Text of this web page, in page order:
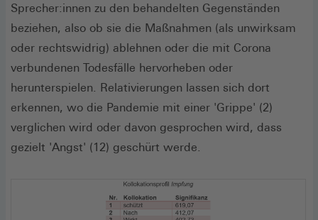
Sprecher:innen zu den behandelten Gegenständen
beziehen, also ob sie die Maßnahmen (als unwirksam
oder rechtswidrig) ablehnen oder die mit Corona
verbundenen Todesfälle hervorheben oder
herunterspielen. Relativierungen lassen sich dort
erkennen, wo die Pandemie mit einer 'Grippe' (2)
verglichen wird oder davon gesprochen wird, dass
gezielt 'Angst' (12) geschürt werde.